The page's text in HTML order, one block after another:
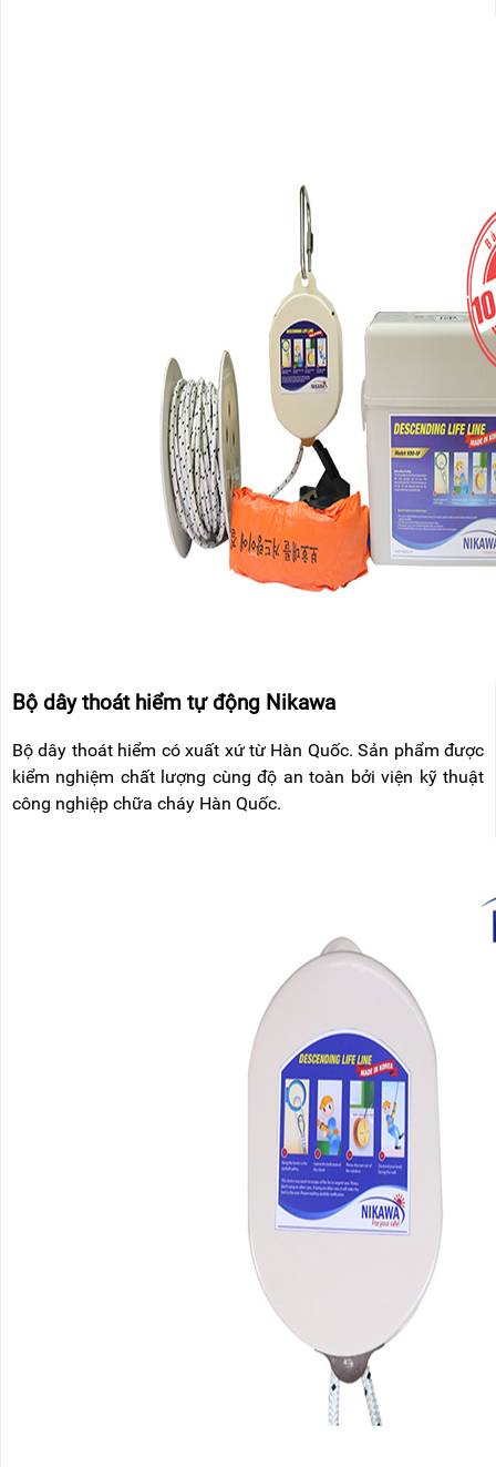
Bộ dây thoát hiểm tự động Nikawa
Bộ dây thoát hiểm có xuất xứ từ Hàn Quốc. Sản phẩm được
kiểm nghiệm chất lượng cùng độ an toàn bởi viện kỹ thuật
công nghiệp chữa cháy Hàn Quốc.